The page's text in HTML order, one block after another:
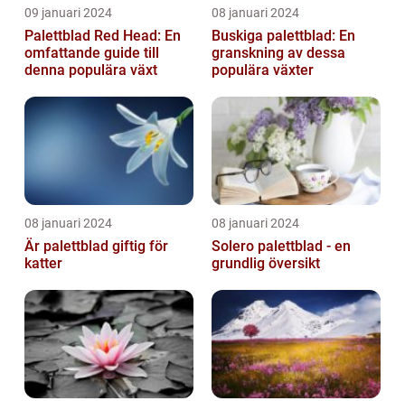
09 januari 2024
Palettblad Red Head: En
omfattande guide till
denna populära växt
08 januari 2024
Buskiga palettblad: En
granskning av dessa
populära växter
08 januari 2024
Är palettblad giftig för
katter
08 januari 2024
Solero palettblad - en
grundlig översikt